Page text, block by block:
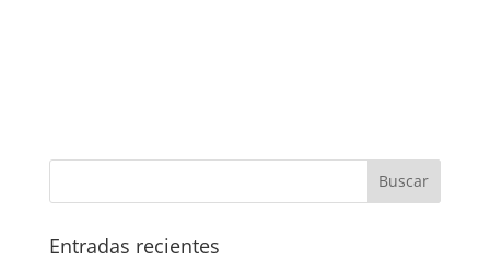
Entradas recientes